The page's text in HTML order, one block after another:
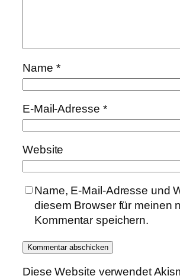
Name *
E-Mail-Adresse *
Website
Name, E-Mail-Adresse und
diesem Browser für meinen
Kommentar speichern.
Diese Website verwendet